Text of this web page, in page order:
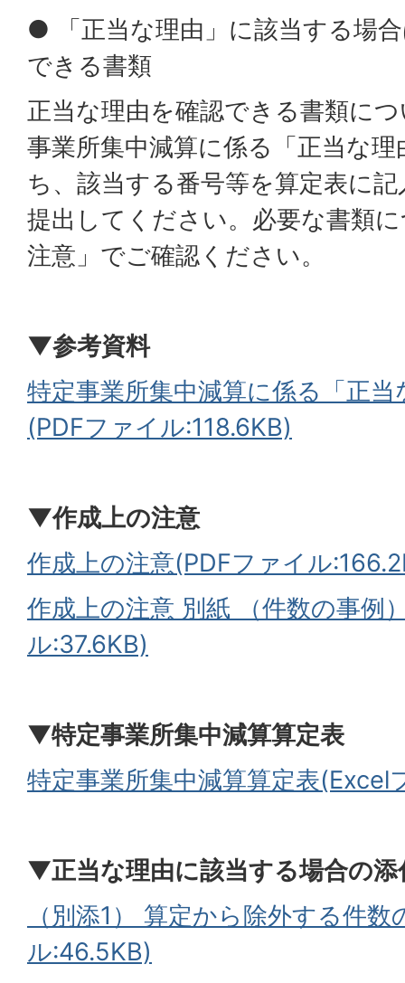
● 「正当な理由」に該当する場
できる書類
正当な理由を確認できる書類に
事業所集中減算に係る「正当な
ち、該当する番号等を算定表に
提出してください。必要な書類
注意」でご確認ください。
▼参考資料
特定事業所集中減算に係る「正
(PDFファイル:118.6KB)
▼作成上の注意
作成上の注意(PDFファイル
作成上の注意 別紙 （件数の事例
ル:37.6KB)
▼特定事業所集中減算算定表
特定事業所集中減算算定表(Excel
▼正当な理由に該当する場合の添
（別添1） 算定から除外する件
ル:46.5KB)